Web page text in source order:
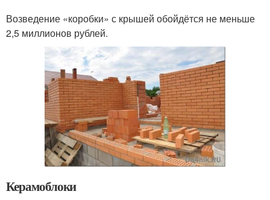
Возведение «коробки» с крышей обойдётся не меньше
2,5 миллионов рублей.
Керамоблоки